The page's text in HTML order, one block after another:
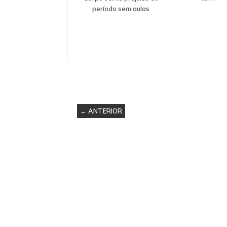
período sem aulas
← ANTERIOR